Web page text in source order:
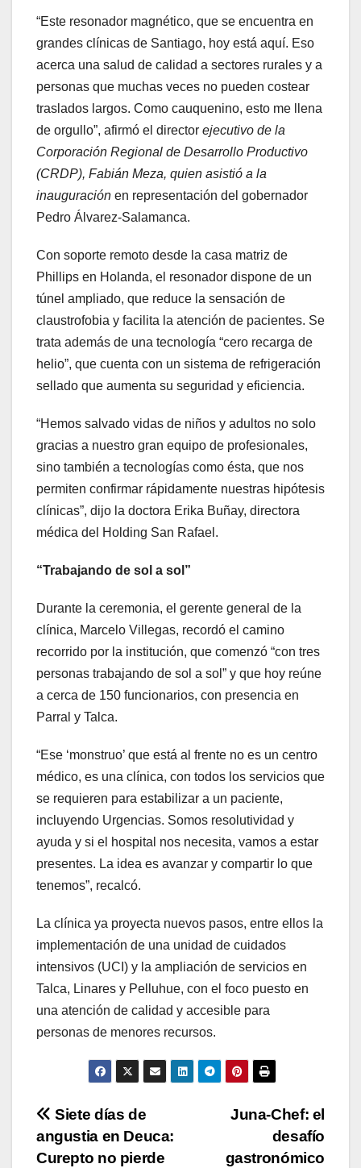
“Este resonador magnético, que se encuentra en
grandes clínicas de Santiago, hoy está aquí. Eso
acerca una salud de calidad a sectores rurales y a
personas que muchas veces no pueden costear
traslados largos. Como cauquenino, esto me llena
de orgullo”, afirmó el director ejecutivo de la
Corporación Regional de Desarrollo Productivo
(CRDP), Fabián Meza, quien asistió a la
inauguración en representación del gobernador
Pedro Álvarez-Salamanca.
Con soporte remoto desde la casa matriz de
Phillips en Holanda, el resonador dispone de un
túnel ampliado, que reduce la sensación de
claustrofobia y facilita la atención de pacientes. Se
trata además de una tecnología “cero recarga de
helio”, que cuenta con un sistema de refrigeración
sellado que aumenta su seguridad y eficiencia.
“Hemos salvado vidas de niños y adultos no solo
gracias a nuestro gran equipo de profesionales,
sino también a tecnologías como ésta, que nos
permiten confirmar rápidamente nuestras hipótesis
clínicas”, dijo la doctora Erika Buñay, directora
médica del Holding San Rafael.
“Trabajando de sol a sol”
Durante la ceremonia, el gerente general de la
clínica, Marcelo Villegas, recordó el camino
recorrido por la institución, que comenzó “con tres
personas trabajando de sol a sol” y que hoy reúne
a cerca de 150 funcionarios, con presencia en
Parral y Talca.
“Ese ‘monstruo’ que está al frente no es un centro
médico, es una clínica, con todos los servicios que
se requieren para estabilizar a un paciente,
incluyendo Urgencias. Somos resolutividad y
ayuda y si el hospital nos necesita, vamos a estar
presentes. La idea es avanzar y compartir lo que
tenemos”, recalcó.
La clínica ya proyecta nuevos pasos, entre ellos la
implementación de una unidad de cuidados
intensivos (UCI) y la ampliación de servicios en
Talca, Linares y Pelluhue, con el foco puesto en
una atención de calidad y accesible para
personas de menores recursos.
Navegación
de
Juna-Chef: el
desafío
gastronómico
Siete días de
angustia en Deuca:
Curepto no pierde